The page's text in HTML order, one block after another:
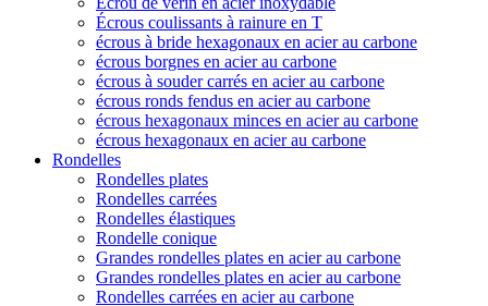
Écrous coulissants à rainure en T
écrous à bride hexagonaux en acier au carbone
écrous borgnes en acier au carbone
écrous à souder carrés en acier au carbone
écrous ronds fendus en acier au carbone
écrous hexagonaux minces en acier au carbone
écrous hexagonaux en acier au carbone
Rondelles
Rondelles plates
Rondelles carrées
Rondelles élastiques
Rondelle conique
Grandes rondelles plates en acier au carbone
Grandes rondelles plates en acier au carbone
Rondelles carrées en acier au carbone